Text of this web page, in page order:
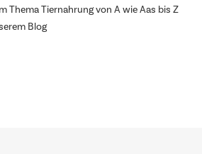
Thema Tiernahrung von A wie Aas bis Z
Blog